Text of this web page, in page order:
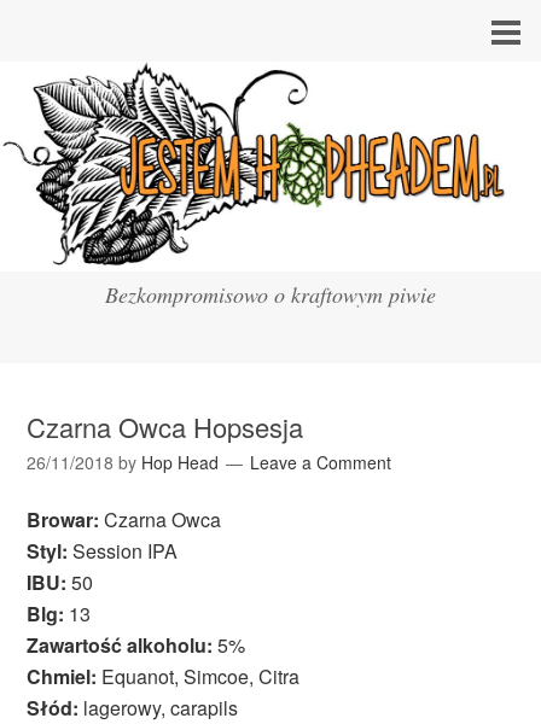
Bezkompromisowo o kraftowym piwie
Czarna Owca Hopsesja
26/11/2018 by Hop Head Leave a Comment
Browar: Czarna Owca
Styl: Session IPA
IBU: 50
Blg: 13
Zawartość alkoholu: 5%
Chmiel: Equanot, Simcoe, Citra
Słód: lagerowy, carapils